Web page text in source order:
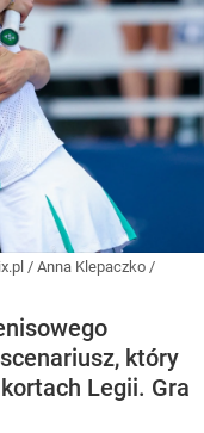
/ Anna Klepaczko /
który
Legii. Gra